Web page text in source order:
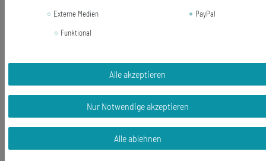
Pommes Frites Ohrstecker Miniblings
Ohrringe Pommes French Fries
Fritten Handarbeit
19,43 € *
*inkl. ges. MwSt.zzgl.Versandkosten
Externe Medien
PayPal
Funktional
Alle akzeptieren
Nur Notwendige akzeptieren
Alle ablehnen